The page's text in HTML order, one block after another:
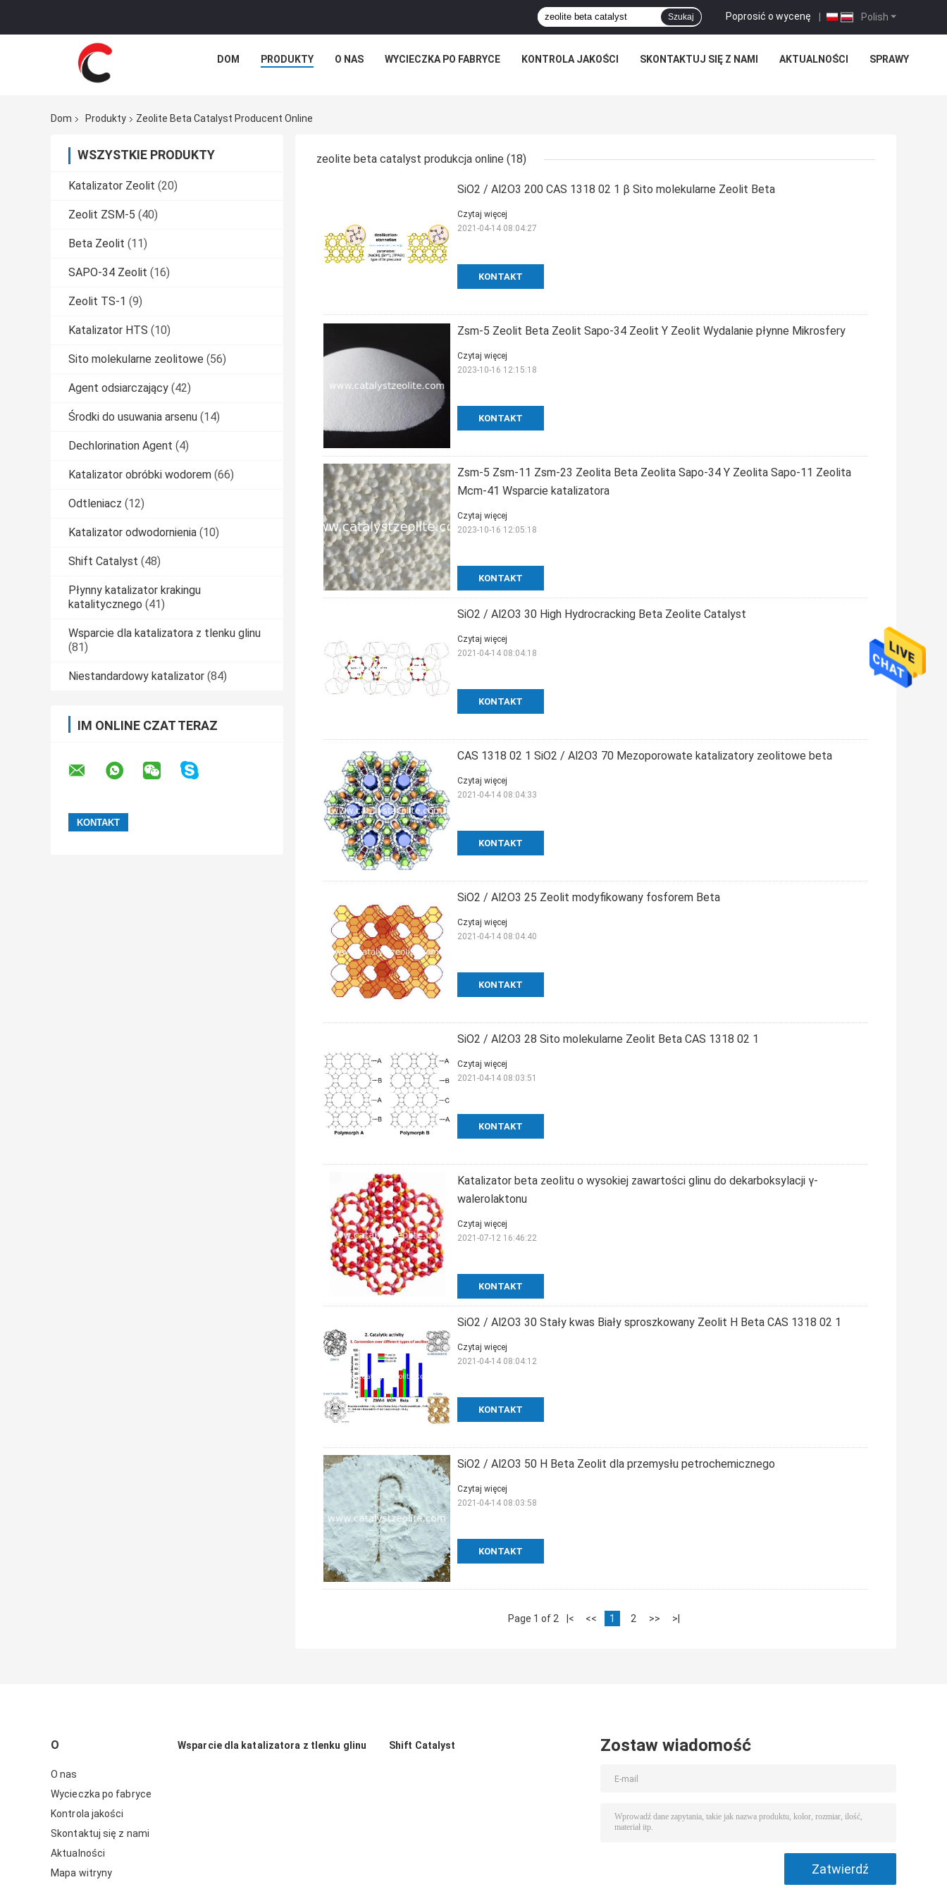
Polish
Poprosić o wycenę |
Szukaj
DOM PRODUKTY O NAS WYCIECZKA PO FABRYCE KONTROLA JAKOŚCI SKONTAKTUJ SIĘ Z NAMI AKTUALNOŚCI SPRAWY
Dom Produkty Zeolite Beta Catalyst Producent Online
WSZYSTKIE PRODUKTY
Katalizator Zeolit (20)
Zeolit ​​ZSM-5 (40)
Beta Zeolit (11)
SAPO-34 Zeolit (16)
Zeolit ​​TS-1 (9)
Katalizator HTS (10)
Sito molekularne zeolitowe (56)
Agent odsiarczający (42)
Środki do usuwania arsenu (14)
Dechlorination Agent (4)
Katalizator obróbki wodorem (66)
Odtleniacz (12)
Katalizator odwodornienia (10)
Shift Catalyst (48)
Płynny katalizator krakingu
katalitycznego (41)
Wsparcie dla katalizatora z tlenku glinu
(81)
Niestandardowy katalizator (84)
IM ONLINE CZAT TERAZ
zeolite beta catalyst produkcja online (18)
SiO2 / Al2O3 200 CAS 1318 02 1 β Sito molekularne Zeolit ​​Beta
KONTAKT
Czytaj więcej
2021-04-14 08:04:27
Zsm-5 Zeolit Beta Zeolit Sapo-34 Zeolit Y Zeolit Wydalanie płynne Mikrosfery
KONTAKT
Czytaj więcej
2023-10-16 12:15:18
Zsm-5 Zsm-11 Zsm-23 Zeolita Beta Zeolita Sapo-34 Y Zeolita Sapo-11 Zeolita
Mcm-41 Wsparcie katalizatora
KONTAKT
Czytaj więcej
2023-10-16 12:05:18
SiO2 / Al2O3 30 High Hydrocracking Beta Zeolite Catalyst
KONTAKT
Czytaj więcej
2021-04-14 08:04:18
CAS 1318 02 1 SiO2 / Al2O3 70 Mezoporowate katalizatory zeolitowe beta
KONTAKT
Czytaj więcej
2021-04-14 08:04:33
SiO2 / Al2O3 25 Zeolit ​​modyfikowany fosforem Beta
KONTAKT
Czytaj więcej
2021-04-14 08:04:40
SiO2 / Al2O3 28 Sito molekularne Zeolit ​​Beta CAS 1318 02 1
KONTAKT
Czytaj więcej
2021-04-14 08:03:51
Katalizator beta zeolitu o wysokiej zawartości glinu do dekarboksylacji γ-
walerolaktonu
KONTAKT
Czytaj więcej
2021-07-12 16:46:22
SiO2 / Al2O3 30 Stały kwas Biały sproszkowany Zeolit ​​H Beta CAS 1318 02 1
KONTAKT
Czytaj więcej
2021-04-14 08:04:12
SiO2 / Al2O3 50 H Beta Zeolit ​​dla przemysłu petrochemicznego
KONTAKT
Czytaj więcej
2021-04-14 08:03:58
Page 1 of 2 |< << 1 2 >> >|
O
O nas
Wycieczka po fabryce
Kontrola jakości
Skontaktuj się z nami
Aktualności
Mapa witryny
Wsparcie dla katalizatora z tlenku glinu Shift Catalyst Zostaw wiadomość